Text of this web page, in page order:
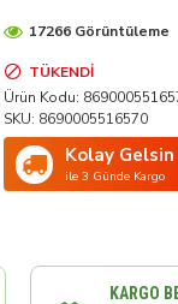
TÜKENDI
Ürün Kodu:
SKU: 8690005516570
Kolay Gelsin
ile 3 Günde Kargo
17266 Görüntüleme
KARGO